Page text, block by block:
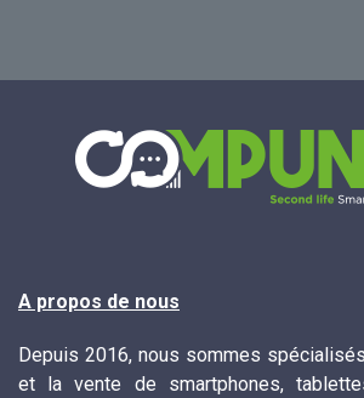
A propos de nous
Depuis 2016, nous sommes
et la vente de smartphones,